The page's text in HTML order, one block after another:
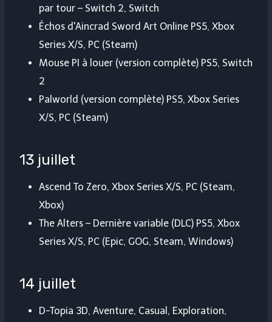
par tour – Switch 2, Switch
Échos d'Aincrad Sword Art Online PS5, Xbox
Series X/S, PC (Steam)
Mouse PI à louer (version complète) PS5, Switch
2
Palworld (version complète) PS5, Xbox Series
X/S, PC (Steam)
13 juillet
Ascend To Zero, Xbox Series X/S, PC (Steam,
Xbox)
The Alters – Dernière variable (DLC) PS5, Xbox
Series X/S, PC (Epic, GOG, Steam, Windows)
14 juillet
D-Topia 3D, Aventure, Casual, Exploration,